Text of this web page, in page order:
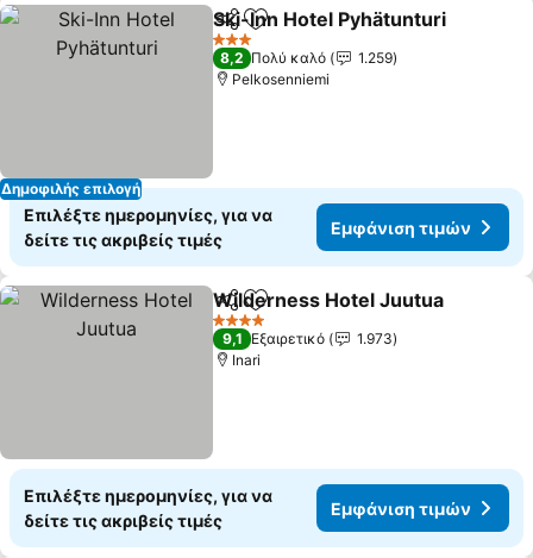
Δημοφιλής επιλογή
Κοινοποίηση
Προσθήκη στα αγαπημένα
Ski-Inn Hotel Pyhätunturi
3 Αστέρια
8,2 Πολύ καλό
1.259
Pelkosenniemi
Επιλέξτε ημερομηνίες, για να
δείτε τις ακριβείς τιμές
Εμφάνιση τιμών
Κοινοποίηση
Προσθήκη στα αγαπημένα
Wilderness Hotel Juutua
4 Αστέρια
9,1 Εξαιρετικό
1.973
Inari
Επιλέξτε ημερομηνίες, για να
δείτε τις ακριβείς τιμές
Εμφάνιση τιμών